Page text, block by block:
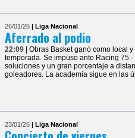
26/01/26 | Liga Nacional
Aferrado al podio
22:09
| Obras Basket ganó como local
temporada. Se impuso ante Racing 75
soluciones y un gran porcentaje a
goleadores. La academia sigue en las
23/01/26 | Liga Nacional